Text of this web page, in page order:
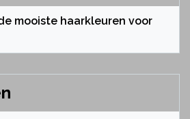
mooiste haarkleuren voor